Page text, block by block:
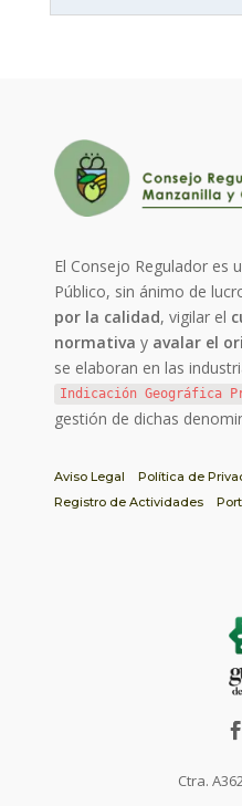
El Consejo Regulador es
Público, sin ánimo de
por la calidad, vigilar el
normativa y avalar el
se elaboran en las
Indicación Geográfica
gestión de dichas
Aviso Legal Política de
Registro de Actividades
Ctra.